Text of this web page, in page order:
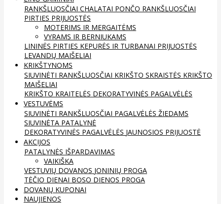
RANKŠLUOSČIAI CHALATAI PONČO RANKŠLUOSČIAI
PIRTIES PRIJUOSTĖS
MOTERIMS IR MERGAITĖMS
VYRAMS IR BERNIUKAMS
LININĖS PIRTIES KEPURĖS IR TURBANAI PRIJUOSTĖS
LEVANDŲ MAIŠELIAI
KRIKŠTYNOMS
SIUVINĖTI RANKŠLUOSČIAI KRIKŠTO SKRAISTĖS KRIKŠTO
MAIŠELIAI
KRIKŠTO KRAITELĖS DEKORATYVINĖS PAGALVĖLĖS
VESTUVĖMS
SIUVINĖTI RANKŠLUOSČIAI PAGALVĖLĖS ŽIEDAMS
SIUVINĖTA PATALYNĖ
DEKORATYVINĖS PAGALVĖLĖS JAUNOSIOS PRIJUOSTĖ
AKCIJOS
PATALYNĖS IŠPARDAVIMAS
VAIKIŠKA
VESTUVIŲ DOVANOS JONINIŲ PROGA
TĖČIO DIENAI BOSO DIENOS PROGA
DOVANŲ KUPONAI
NAUJIENOS